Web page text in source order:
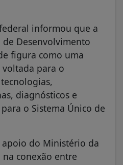
informou que a
Desenvolvimento
figura como uma
para o
diagnósticos e
o Sistema Único de
apoio do Ministério da
conexão entre